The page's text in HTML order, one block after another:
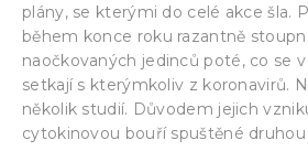
plány, se kterými do celé akce šla.
během konce roku razantně
naočkovaných jedinců poté, co se
setkají s kterýmkoliv z koronavirů.
několik studií. Důvodem jejich
cytokinovou bouří spuštěné druhou